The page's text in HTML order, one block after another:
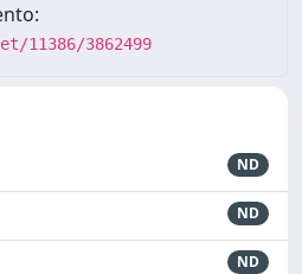
11386/3862499
ND
ND
ND